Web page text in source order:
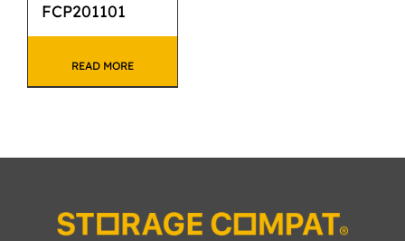
FCP201101
READ MORE